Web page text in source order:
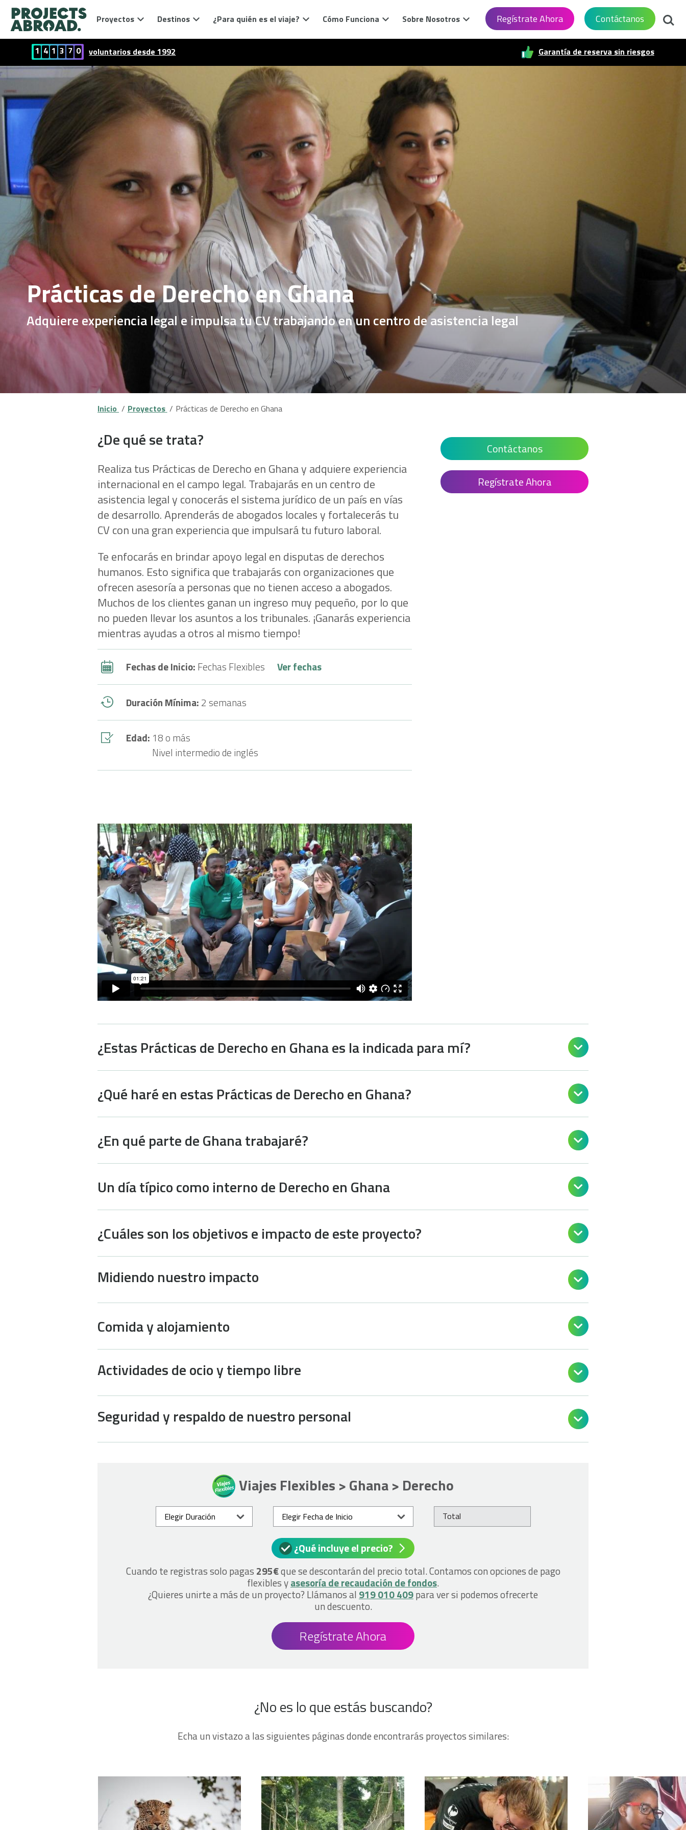
Proyectos Destinos ¿Para quién es el viaje? Cómo Funciona Sobre Nosotros Regístrate Ahora Contáctanos
1 4 1 3 7 0 voluntarios desde 1992 Garantía de reserva sin riesgos
Prácticas de Derecho en Ghana
Adquiere experiencia legal e impulsa tu CV trabajando en un centro de asistencia legal
Inicio Proyectos Prácticas de Derecho en Ghana
¿De qué se trata?
Realiza tus Prácticas de Derecho en Ghana y adquiere experiencia
internacional en el campo legal. Trabajarás en un centro de
asistencia legal y conocerás el sistema jurídico de un país en vías
de desarrollo. Aprenderás de abogados locales y fortalecerás tu
CV con una gran experiencia que impulsará tu futuro laboral.
Te enfocarás en brindar apoyo legal en disputas de derechos
humanos. Esto significa que trabajarás con organizaciones que
ofrecen asesoría a personas que no tienen acceso a abogados.
Muchos de los clientes ganan un ingreso muy pequeño, por lo que
no pueden llevar los asuntos a los tribunales. ¡Ganarás experiencia
mientras ayudas a otros al mismo tiempo!
Fechas de Inicio: Fechas Flexibles Ver fechas
Duración Mínima: 2 semanas
Edad: 18 o más
Nivel intermedio de inglés
Contáctanos
Regístrate Ahora
¿Estas Prácticas de Derecho en Ghana es la indicada para mí? 
¿Qué haré en estas Prácticas de Derecho en Ghana? 
¿En qué parte de Ghana trabajaré? 
Un día típico como interno de Derecho en Ghana 
¿Cuáles son los objetivos e impacto de este proyecto? 
Midiendo nuestro impacto 
Comida y alojamiento 
Actividades de ocio y tiempo libre 
Seguridad y respaldo de nuestro personal 
Viajes Flexibles > Ghana > Derecho
Total
¿Qué incluye el precio?
Cuando te registras solo pagas 295€que se descontarán del precio total. Contamos con opciones de pago
flexibles yasesoría de recaudación de fondos.
¿Quieres unirte a más de un proyecto? Llámanos al 919 010 409para ver si podemos ofrecerte
un descuento.
Regístrate Ahora
¿No es lo que estás buscando?
Echa un vistazo a las siguientes páginas donde encontrarás proyectos similares: